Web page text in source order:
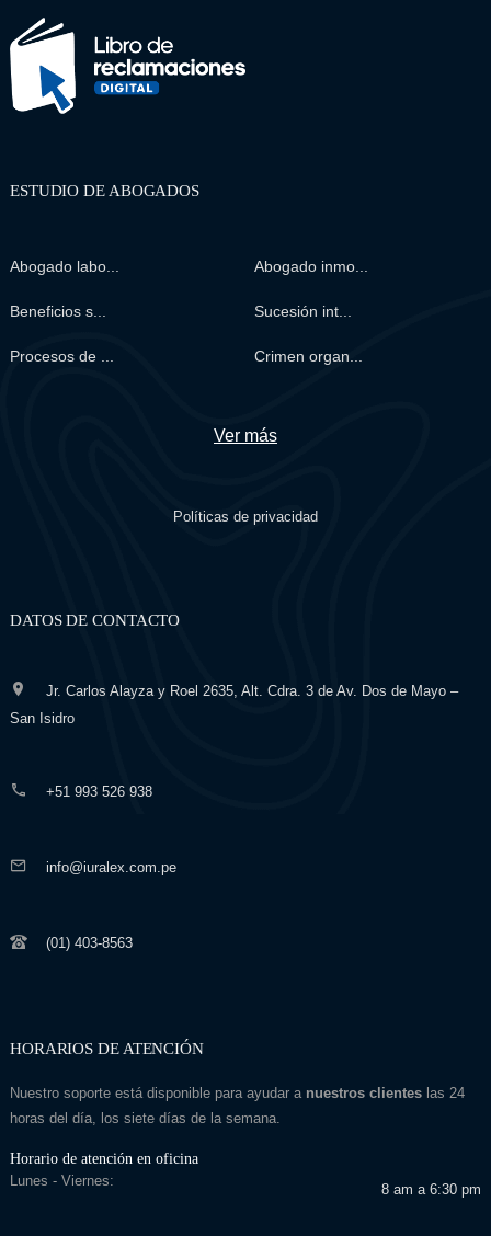
ESTUDIO DE ABOGADOS
Abogado labo... Abogado inmo...
Beneficios s... Sucesión int...
Procesos de ... Crimen organ...
Ver más
Políticas de privacidad
DATOS DE CONTACTO
Jr. Carlos Alayza y Roel 2635, Alt. Cdra. 3 de Av. Dos de Mayo –
San Isidro
+51 993 526 938
info@iuralex.com.pe
(01) 403-8563
HORARIOS DE ATENCIÓN
Nuestro soporte está disponible para ayudar a nuestros clienteslas 24
horas del día, los siete días de la semana.
Horario de atención en oficina
Lunes - Viernes:
8 am a 6:30 pm